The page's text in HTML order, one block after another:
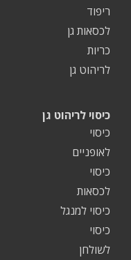
ריפוד
לכסאות גן
כריות
לריהוט גן
כיסוי לריהוט גן
כיסוי
לאופניים
כיסוי
לכסאות
כיסוי למנגל
כיסוי
לשולחן